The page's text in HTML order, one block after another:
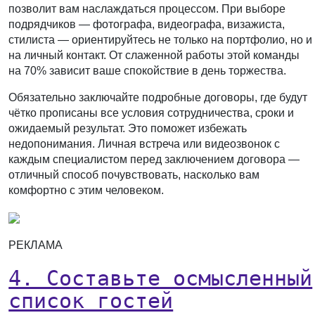
позволит вам наслаждаться процессом. При выборе
подрядчиков — фотографа, видеографа, визажиста,
стилиста — ориентируйтесь не только на портфолио, но и
на личный контакт. От слаженной работы этой команды
на 70% зависит ваше спокойствие в день торжества.
Обязательно заключайте подробные договоры, где будут
чётко прописаны все условия сотрудничества, сроки и
ожидаемый результат. Это поможет избежать
недопонимания. Личная встреча или видеозвонок с
каждым специалистом перед заключением договора —
отличный способ почувствовать, насколько вам
комфортно с этим человеком.
РЕКЛАМА
4. Составьте осмысленный
список гостей